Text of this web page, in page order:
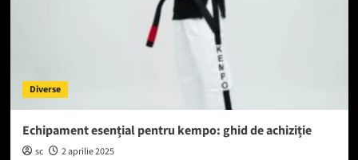
Diverse
Echipament esențial pentru kempo: ghid de achiziție
sc 2 aprilie 2025